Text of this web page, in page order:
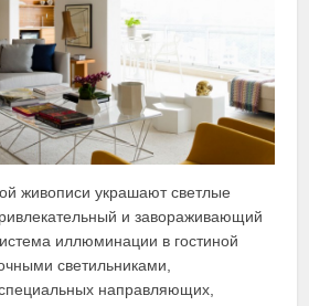
живописи украшают светлые
и завораживающий
иллюминации в гостиной
светильниками,
направляющих,